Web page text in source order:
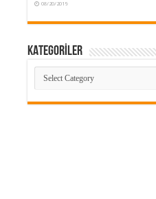
08/20/2019
KATEGORİLER
KATEGORİLER